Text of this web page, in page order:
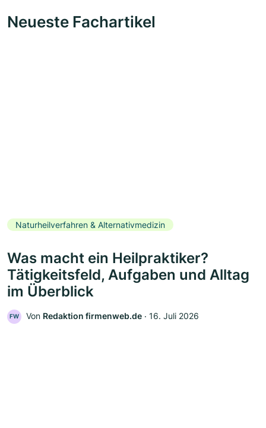
Neueste Fachartikel
Naturheilverfahren & Alternativmedizin
Was macht ein Heilpraktiker?
Tätigkeitsfeld, Aufgaben und Alltag
im Überblick
FW Von Redaktion firmenweb.de ‧ 16. Juli 2026